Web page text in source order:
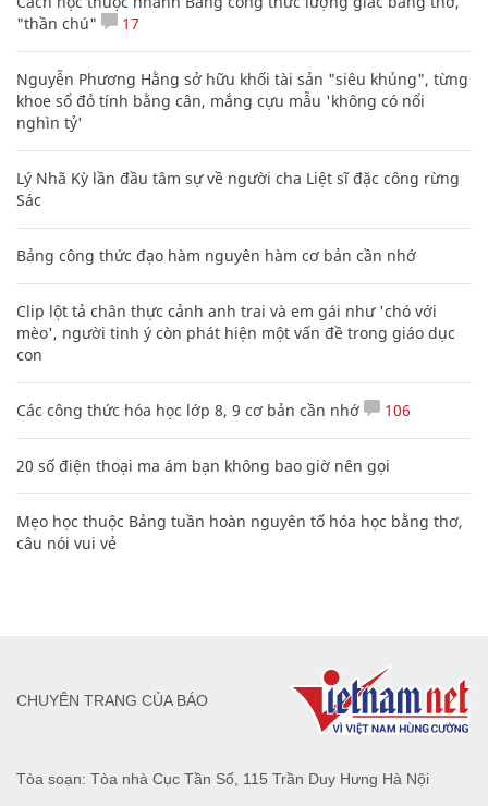
"thần chú"
17
Nguyễn Phương Hằng sở hữu khối tài sản "siêu khủng", từng
khoe sổ đỏ tính bằng cân, mắng cựu mẫu 'không có nổi
nghìn tỷ'
Lý Nhã Kỳ lần đầu tâm sự về người cha Liệt sĩ đặc công rừng
Sác
Bảng công thức đạo hàm nguyên hàm cơ bản cần nhớ
Clip lột tả chân thực cảnh anh trai và em gái như 'chó với
mèo', người tinh ý còn phát hiện một vấn đề trong giáo dục
con
Các công thức hóa học lớp 8, 9 cơ bản cần nhớ 106
20 số điện thoại ma ám bạn không bao giờ nên gọi
Mẹo học thuộc Bảng tuần hoàn nguyên tố hóa học bằng thơ,
câu nói vui vẻ
Tòa soạn: Tòa nhà Cục Tần Số, 115 Trần Duy Hưng Hà Nội
CHUYÊN TRANG CỦA BÁO